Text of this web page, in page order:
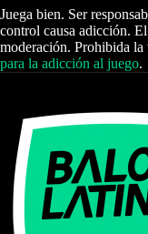
Juega bien. Ser
control causa adicción.
moderación. Prohibida la
para la adicción al juego.